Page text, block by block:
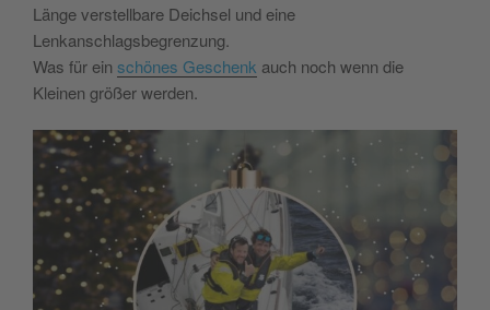
Länge verstellbare Deichsel und eine
Lenkanschlagsbegrenzung.
Was für ein schönes Geschenk auch noch wenn die
Kleinen größer werden.